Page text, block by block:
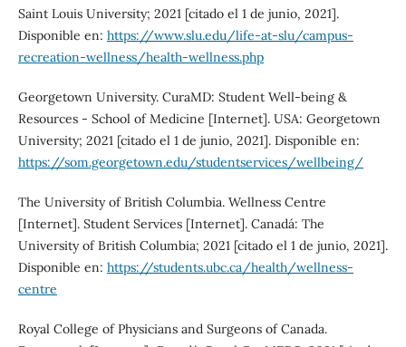
Saint Louis University; 2021 [citado el 1 de junio, 2021].
Disponible en: https://www.slu.edu/life-at-slu/campus-
recreation-wellness/health-wellness.php
Georgetown University. CuraMD: Student Well-being &
Resources - School of Medicine [Internet]. USA: Georgetown
University; 2021 [citado el 1 de junio, 2021]. Disponible en:
https://som.georgetown.edu/studentservices/wellbeing/
The University of British Columbia. Wellness Centre
[Internet]. Student Services [Internet]. Canadá: The
University of British Columbia; 2021 [citado el 1 de junio, 2021].
Disponible en: https://students.ubc.ca/health/wellness-
centre
Royal College of Physicians and Surgeons of Canada.